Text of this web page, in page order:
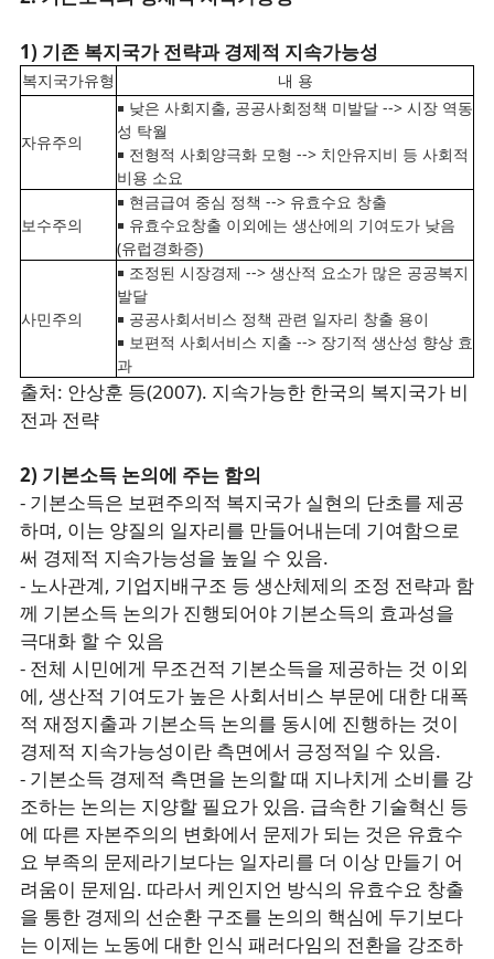
1) 기존 복지국가 전략과 경제적 지속가능성
복지국가유형 내 용
자유주의
￭ 낮은 사회지출, 공공사회정책 미발달 --> 시장 역동
성 탁월
￭ 전형적 사회양극화 모형 --> 치안유지비 등 사회적
비용 소요
보수주의
￭ 현금급여 중심 정책 --> 유효수요 창출
￭ 유효수요창출 이외에는 생산에의 기여도가 낮음
(유럽경화증)
사민주의
￭ 조정된 시장경제 --> 생산적 요소가 많은 공공복지
발달
￭ 공공사회서비스 정책 관련 일자리 창출 용이
￭ 보편적 사회서비스 지출 --> 장기적 생산성 향상 효
과
출처: 안상훈 등(2007). 지속가능한 한국의 복지국가 비
전과 전략
2) 기본소득 논의에 주는 함의
- 기본소득은 보편주의적 복지국가 실현의 단초를 제공
하며, 이는 양질의 일자리를 만들어내는데 기여함으로
써 경제적 지속가능성을 높일 수 있음.
- 노사관계, 기업지배구조 등 생산체제의 조정 전략과 함
께 기본소득 논의가 진행되어야 기본소득의 효과성을
극대화 할 수 있음
- 전체 시민에게 무조건적 기본소득을 제공하는 것 이외
에, 생산적 기여도가 높은 사회서비스 부문에 대한 대폭
적 재정지출과 기본소득 논의를 동시에 진행하는 것이
경제적 지속가능성이란 측면에서 긍정적일 수 있음.
- 기본소득 경제적 측면을 논의할 때 지나치게 소비를 강
조하는 논의는 지양할 필요가 있음. 급속한 기술혁신 등
에 따른 자본주의의 변화에서 문제가 되는 것은 유효수
요 부족의 문제라기보다는 일자리를 더 이상 만들기 어
려움이 문제임. 따라서 케인지언 방식의 유효수요 창출
을 통한 경제의 선순환 구조를 논의의 핵심에 두기보다
는 이제는 노동에 대한 인식 패러다임의 전환을 강조하